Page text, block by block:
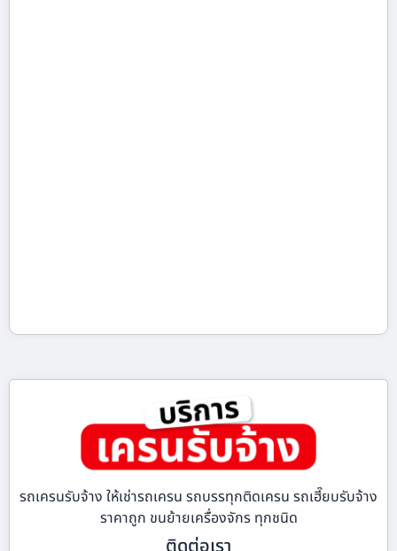
รถเครนรับจ้าง ให้เช่ารถเครน รถบรรทุกติดเครน รถเฮี๊ยบรับจ้าง
ราคาถูก ขนย้ายเครื่องจักร ทุกชนิด